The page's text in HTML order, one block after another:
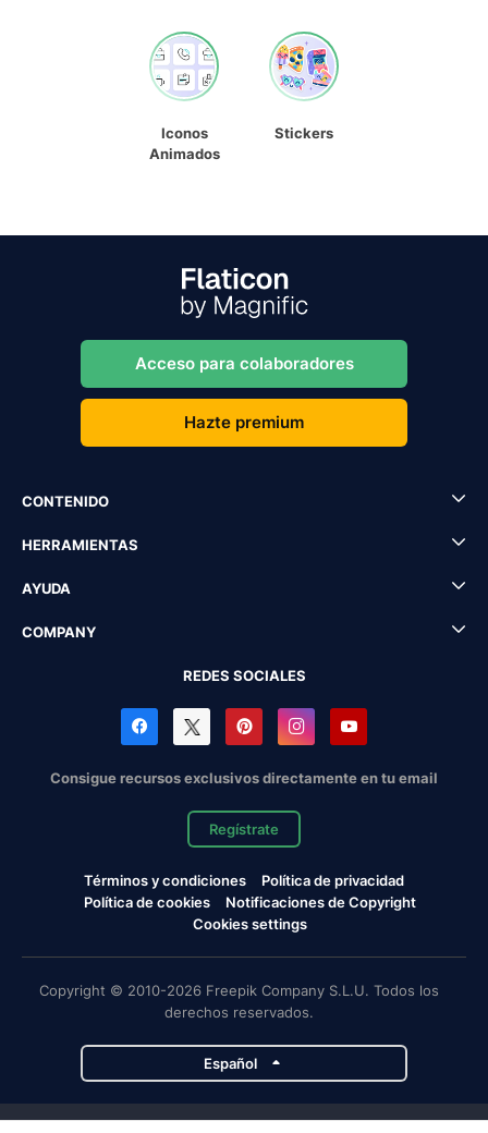
Iconos
Animados
Stickers
Acceso para colaboradores
Hazte premium
CONTENIDO
HERRAMIENTAS
AYUDA
COMPANY
REDES SOCIALES
Consigue recursos exclusivos directamente en tu email
Regístrate
Términos y condiciones
Política de privacidad
Política de cookies
Notificaciones de Copyright
Cookies settings
Copyright © 2010-2026 Freepik Company S.L.U. Todos los
derechos reservados.
Español